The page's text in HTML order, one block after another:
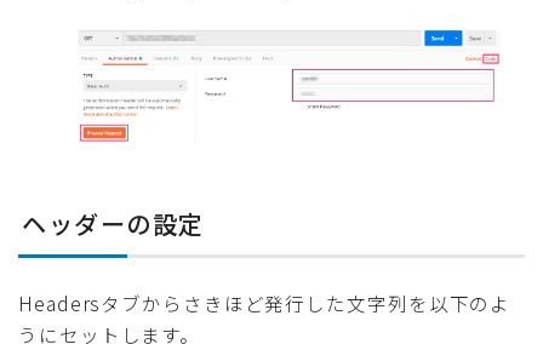
ヘッダーの設定
Headersタブからさきほど発行した文字列を以下のよ
うにセットします。